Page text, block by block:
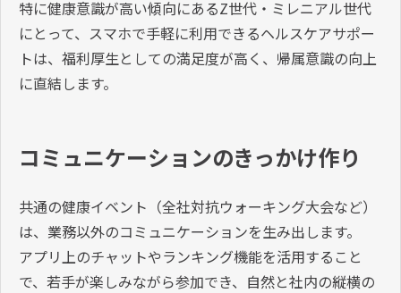
特に健康意識が高い傾向にあるZ世代・ミレニアル世代
にとって、スマホで手軽に利用できるヘルスケアサポー
トは、福利厚生としての満足度が高く、帰属意識の向上
に直結します。
コミュニケーションのきっかけ作り
共通の健康イベント（全社対抗ウォーキング大会など）
は、業務以外のコミュニケーションを生み出します。
アプリ上のチャットやランキング機能を活用すること
で、若手が楽しみながら参加でき、自然と社内の縦横の